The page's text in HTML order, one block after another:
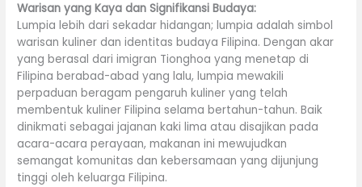
Warisan yang Kaya dan Signifikansi Budaya:
Lumpia lebih dari sekadar hidangan; lumpia adalah simbol
warisan kuliner dan identitas budaya Filipina. Dengan akar
yang berasal dari imigran Tionghoa yang menetap di
Filipina berabad-abad yang lalu, lumpia mewakili
perpaduan beragam pengaruh kuliner yang telah
membentuk kuliner Filipina selama bertahun-tahun. Baik
dinikmati sebagai jajanan kaki lima atau disajikan pada
acara-acara perayaan, makanan ini mewujudkan
semangat komunitas dan kebersamaan yang dijunjung
tinggi oleh keluarga Filipina.